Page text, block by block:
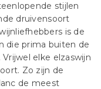
stijlen
druivensoort
is de
die prima buiten de
elke elzaswijn
Zo zijn de
de meest